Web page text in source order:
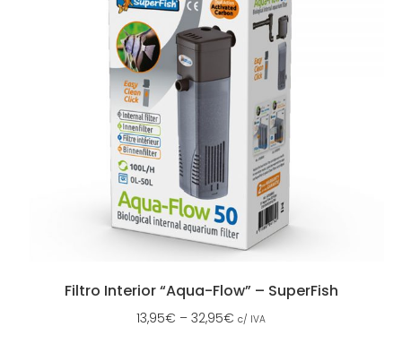
Filtro Interior “Aqua-Flow” – SuperFish
13,95€ – 32,95€ c/ IVA